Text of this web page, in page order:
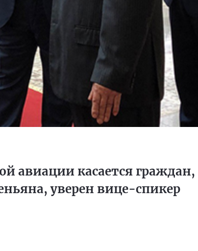
авиации касается граждан,
уверен вице-спикер